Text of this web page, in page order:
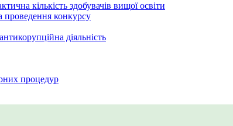
кількість здобувачів вищої освіти
проведення конкурсу
діяльність
процедур